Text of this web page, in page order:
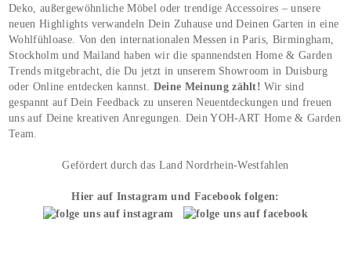
Deko, außergewöhnliche Möbel oder trendige Accessoires – unsere
neuen Highlights verwandeln Dein Zuhause und Deinen Garten in eine
Wohlfühloase. Von den internationalen Messen in Paris, Birmingham,
Stockholm und Mailand haben wir die spannendsten Home & Garden
Trends mitgebracht, die Du jetzt in unserem Showroom in Duisburg
oder Online entdecken kannst. Deine Meinung zählt!Wir sind
gespannt auf Dein Feedback zu unseren Neuentdeckungen und freuen
uns auf Deine kreativen Anregungen. Dein YOH‑ART Home & Garden
Team.
Gefördert durch das Land Nordrhein-Westfahlen
Hier auf Instagram und Facebook folgen: